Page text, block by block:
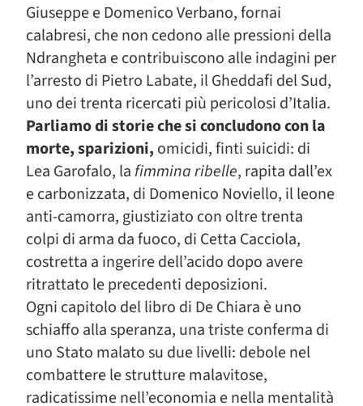
Giuseppe e Domenico Verbano, fornai
calabresi, che non cedono alle pressioni della
Ndrangheta e contribuiscono alle indagini per
l’arresto di Pietro Labate, il Gheddafi del Sud,
uno dei trenta ricercati più pericolosi d’Italia.
Parliamo di storie che si concludono con la
morte, sparizioni, omicidi, finti suicidi: di
Lea Garofalo, la fimmina ribelle, rapita dall’ex
e carbonizzata, di Domenico Noviello, il leone
anti-camorra, giustiziato con oltre trenta
colpi di arma da fuoco, di Cetta Cacciola,
costretta a ingerire dell’acido dopo avere
ritrattato le precedenti deposizioni.
Ogni capitolo del libro di De Chiara è uno
schiaffo alla speranza, una triste conferma di
uno Stato malato su due livelli: debole nel
combattere le strutture malavitose,
radicatissime nell’economia e nella mentalità